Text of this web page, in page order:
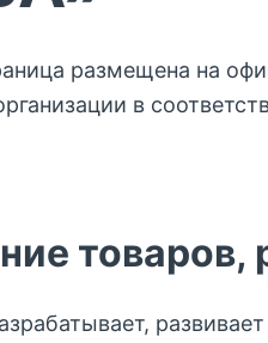
размещена на
в
товаров,